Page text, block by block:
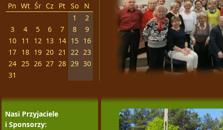
Pn Wt Śr Cz Pt So
N
1
2
3
4 5 6 7 8
9
10
11 12 13 14 15 16
17
18 19 20 21 22 23
24
25 26 27 28 29 30
31
Nasi Przyjaciele
i Sponsorzy: